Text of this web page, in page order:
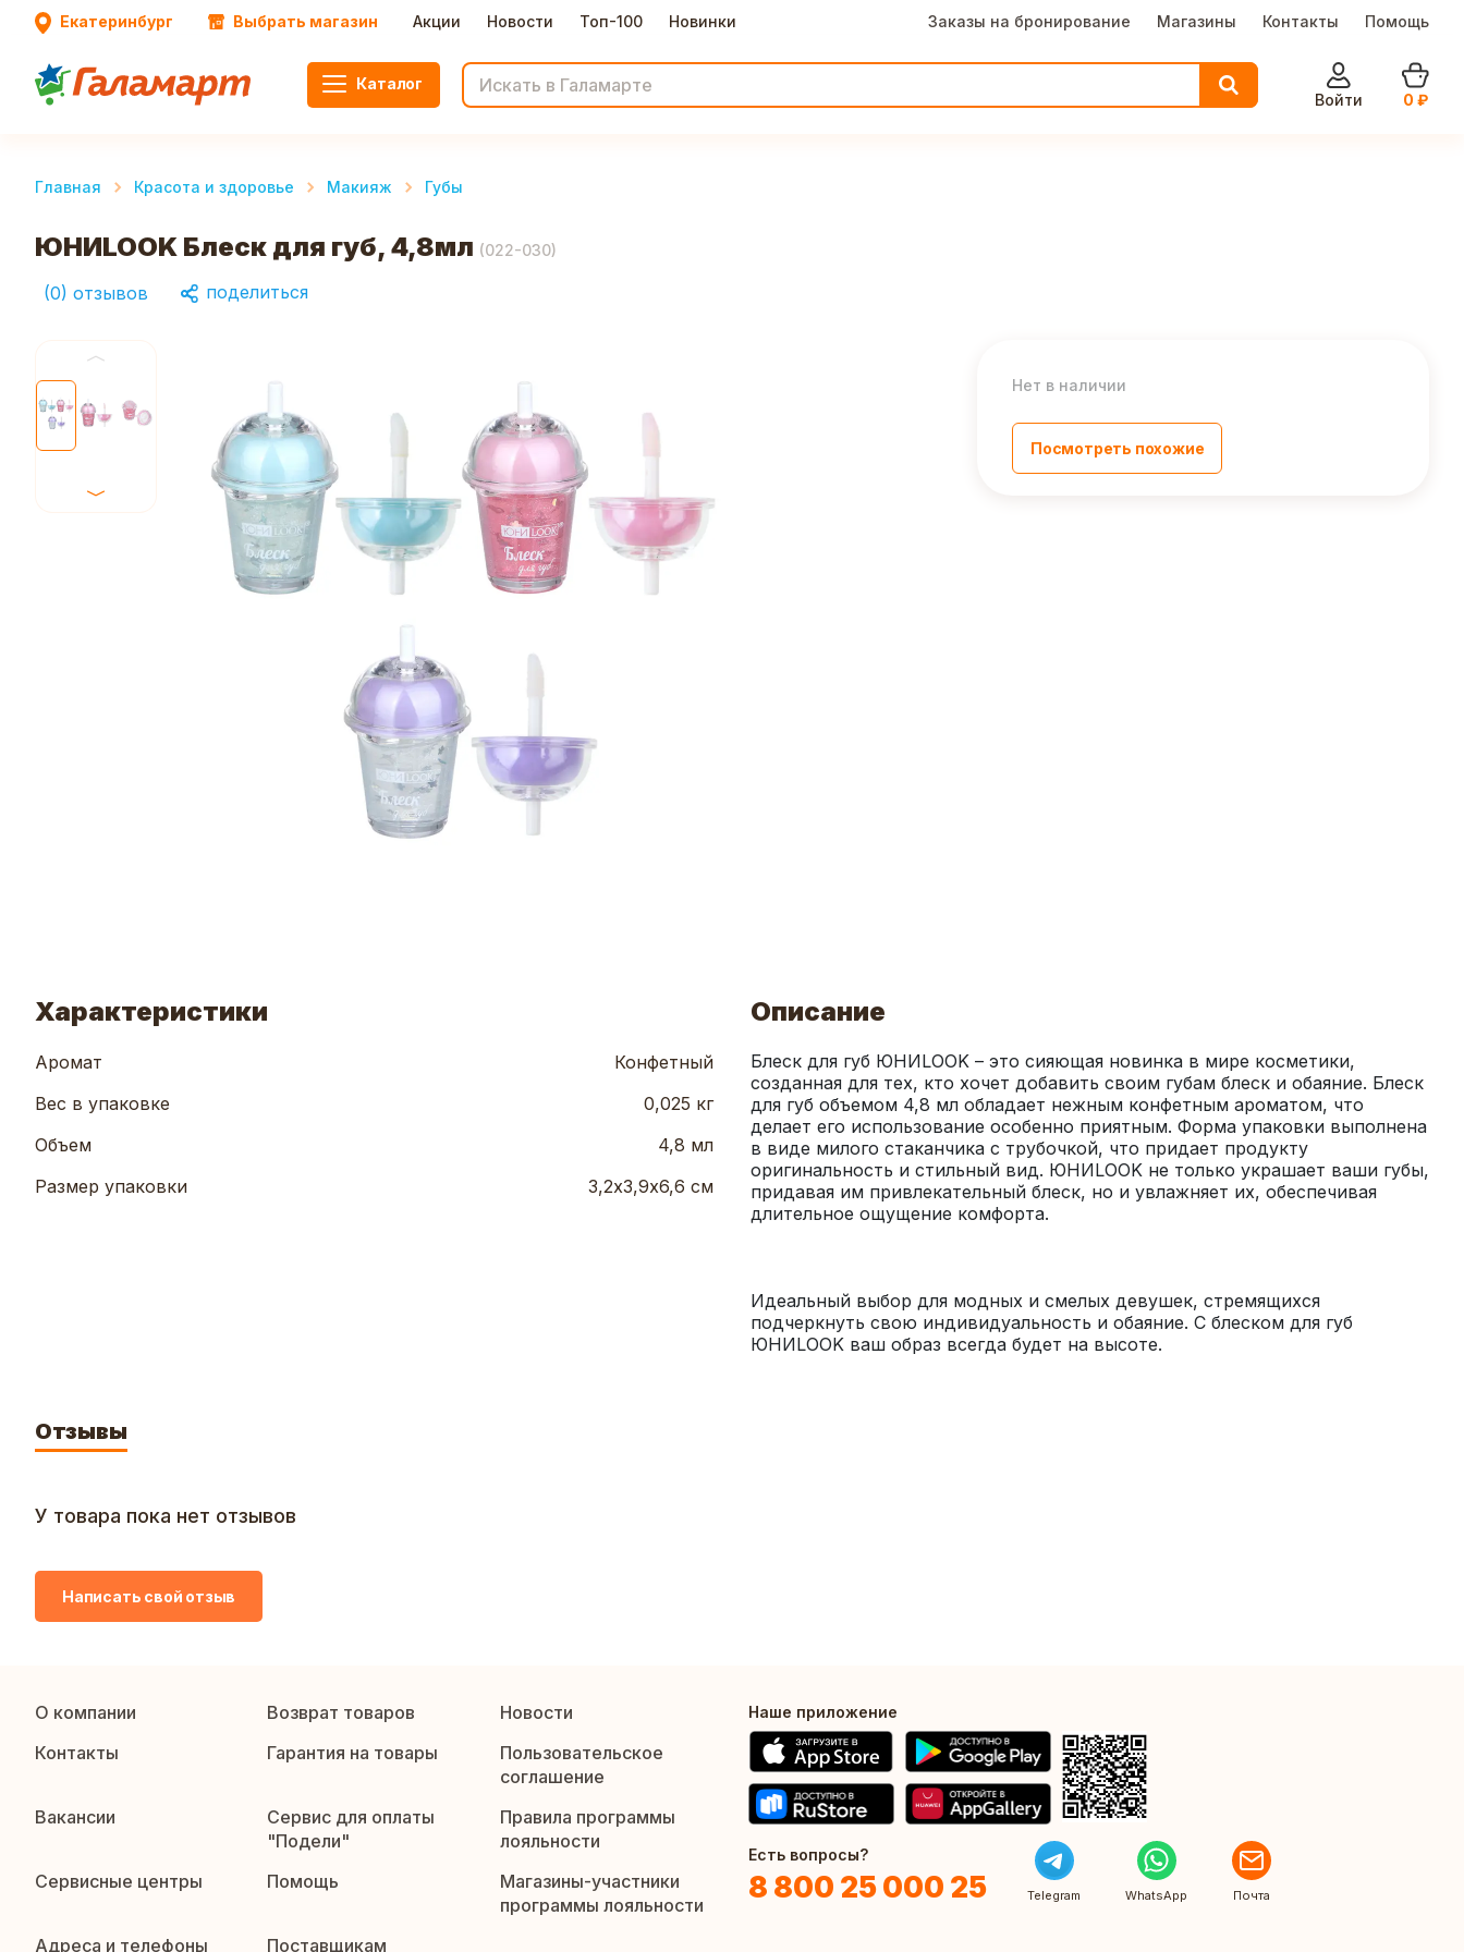
Екатеринбург Выбрать магазин Акции Новости Топ-100 Новинки Заказы на бронирование Магазины Контакты Помощь
Каталог
Войти
0 ₽
Главная Красота и здоровье Макияж Губы
ЮНИLOOK Блеск для губ, 4,8мл (022-030)
(0) отзывов поделиться
Нет в наличии
Посмотреть похожие
Характеристики
Аромат
Конфетный
Вес в упаковке
0,025 кг
Объем
4,8 мл
Размер упаковки
3,2х3,9х6,6 см
Описание
Блеск для губ ЮНИLOOK – это сияющая новинка в мире косметики,
созданная для тех, кто хочет добавить своим губам блеск и обаяние. Блеск
для губ объемом 4,8 мл обладает нежным конфетным ароматом, что
делает его использование особенно приятным. Форма упаковки выполнена
в виде милого стаканчика с трубочкой, что придает продукту
оригинальность и стильный вид. ЮНИLOOK не только украшает ваши губы,
придавая им привлекательный блеск, но и увлажняет их, обеспечивая
Идеальный выбор для модных и смелых девушек, стремящихся
подчеркнуть свою индивидуальность и обаяние. С блеском для губ
ЮНИLOOK ваш образ всегда будет на высоте.
Отзывы
У товара пока нет отзывов
Написать свой отзыв
О компании Возврат товаров
Новости
Контакты
Гарантия на товары
Пользовательское
соглашение
Вакансии
Сервис для оплаты
"Подели"
Правила программы
лояльности
Сервисные центры
Помощь
Магазины-участники
программы лояльности
Адреса и телефоны
Поставщикам
Наше приложение
Есть вопросы?
8 800 25 000 25 Telegram WhatsApp Почта